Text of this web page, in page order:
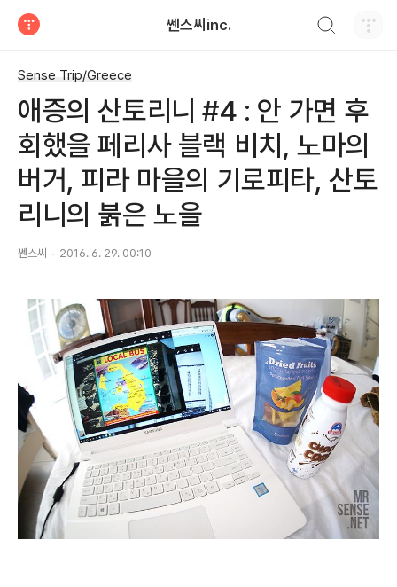
쎈스씨inc.
Sense Trip/Greece
애증의 산토리니 #4 : 안 가면 후
회했을 페리사 블랙 비치, 노마의
버거, 피라 마을의 기로피타, 산토
리니의 붉은 노을
쎈스씨 2016. 6. 29. 00:10